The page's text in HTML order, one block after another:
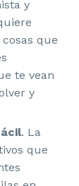
y
que
te vean
y
. La
que